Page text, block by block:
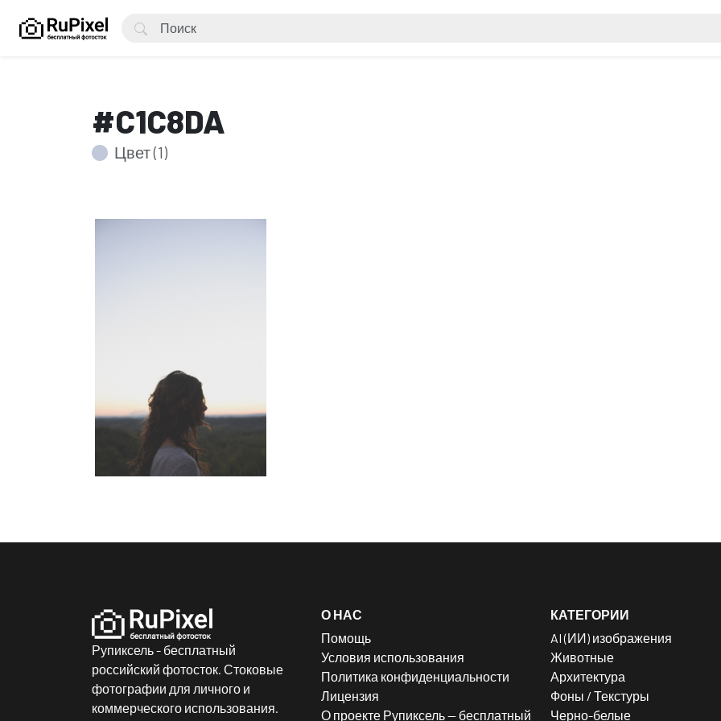
#C1C8DA
Цвет (1)
Рупиксель - бесплатный
российский фотосток. Стоковые
фотографии для личного и
коммерческого использования.
О НАС
Помощь
Условия использования
Политика конфиденциальности
Лицензия
О проекте Рупиксель — бесплатный
КАТЕГОРИИ
AI (ИИ) изображения
Животные
Архитектура
Фоны / Текстуры
Черно-белые